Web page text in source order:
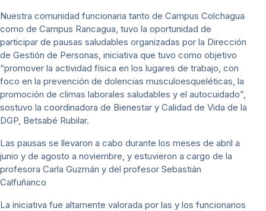
Nuestra comunidad funcionaria tanto de Campus Colchagua
como de Campus Rancagua, tuvo la oportunidad de
participar de pausas saludables organizadas por la Dirección
de Gestión de Personas, iniciativa que tuvo como objetivo
“promover la actividad física en los lugares de trabajo, con
foco en la prevención de dolencias musculoesqueléticas, la
promoción de climas laborales saludables y el autocuidado”,
sostuvo la coordinadora de Bienestar y Calidad de Vida de la
DGP, Betsabé Rubilar.
Las pausas se llevaron a cabo durante los meses de abril a
junio y de agosto a noviembre, y estuvieron a cargo de la
profesora Carla Guzmán y del profesor Sebastián
Calfuñanco
La iniciativa fue altamente valorada por las y los funcionarios